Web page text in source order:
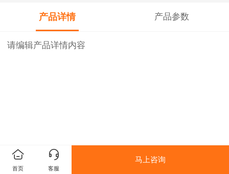
产品详情 产品参数
请编辑产品详情内容
首页 客服
马上咨询